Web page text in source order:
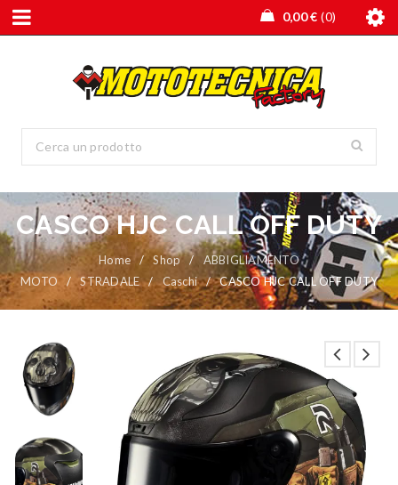
0,00€ 0
CASCO HJC CALL OFF DUTY
Home / Shop /
ABBIGLIAMENTO
MOTO
/ STRADALE / Caschi / CASCO HJC CALL OFF DUTY